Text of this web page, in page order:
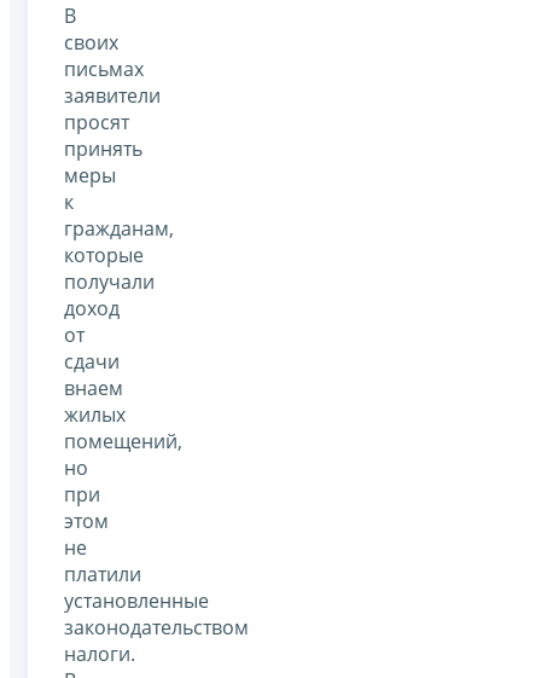
В
своих
письмах
заявители
просят
принять
меры
к
гражданам,
которые
получали
доход
от
сдачи
внаем
жилых
помещений,
но
при
этом
не
платили
установленные
законодательством
налоги.